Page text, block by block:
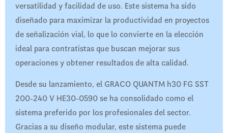
versatilidad y facilidad de uso. Este sistema ha sido
diseñado para maximizar la productividad en proyectos
de señalización vial, lo que lo convierte en la elección
ideal para contratistas que buscan mejorar sus
operaciones y obtener resultados de alta calidad.
Desde su lanzamiento, el GRACO QUANTM h30 FG SST
200-240 V HE30-0590 se ha consolidado como el
sistema preferido por los profesionales del sector.
Gracias a su diseño modular, este sistema puede